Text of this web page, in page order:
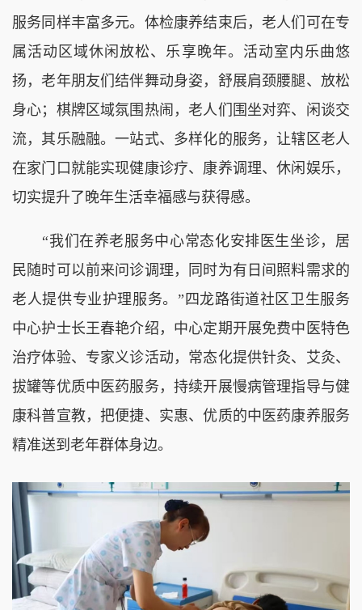
服务同样丰富多元。体检康养结束后，老人们可在专
属活动区域休闲放松、乐享晚年。活动室内乐曲悠
扬，老年朋友们结伴舞动身姿，舒展肩颈腰腿、放松
身心；棋牌区域氛围热闹，老人们围坐对弈、闲谈交
流，其乐融融。一站式、多样化的服务，让辖区老人
在家门口就能实现健康诊疗、康养调理、休闲娱乐，
切实提升了晚年生活幸福感与获得感。
“我们在养老服务中心常态化安排医生坐诊，居
民随时可以前来问诊调理，同时为有日间照料需求的
老人提供专业护理服务。”四龙路街道社区卫生服务
中心护士长王春艳介绍，中心定期开展免费中医特色
治疗体验、专家义诊活动，常态化提供针灸、艾灸、
拔罐等优质中医药服务，持续开展慢病管理指导与健
康科普宣教，把便捷、实惠、优质的中医药康养服务
精准送到老年群体身边。